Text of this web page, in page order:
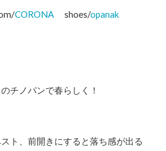
CORONAshoes/opanak
チノパンで春らしく！
ト、前開きにすると落ち感が出る